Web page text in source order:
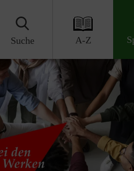
Suche A-Z